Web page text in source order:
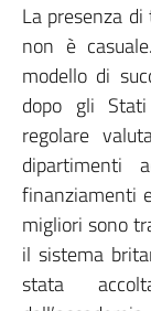
La presenza
non è
modello di
dopo gli
regolare
dipartimenti
finanziamenti
migliori sono
il sistema
stata